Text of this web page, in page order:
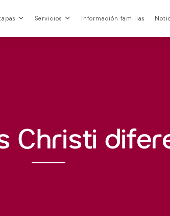
Servicios Información familias
Christi